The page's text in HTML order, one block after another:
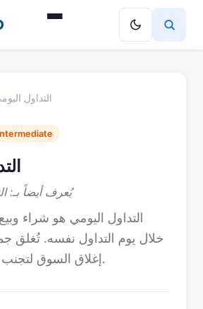
التداول
يُعرف أيضاً بـ:
التداول اليومي هو شراء وبيع
خلال يوم التداول نفسه. تُغلق
إغلاق السوق لتجنب المخاطر الليلية.